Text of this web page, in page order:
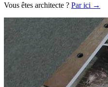
Vous êtes architecte ? Par ici →